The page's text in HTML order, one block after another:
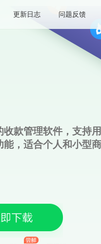
更新日志 问题反馈
款管理软件，支持用
，适合个人和小型商